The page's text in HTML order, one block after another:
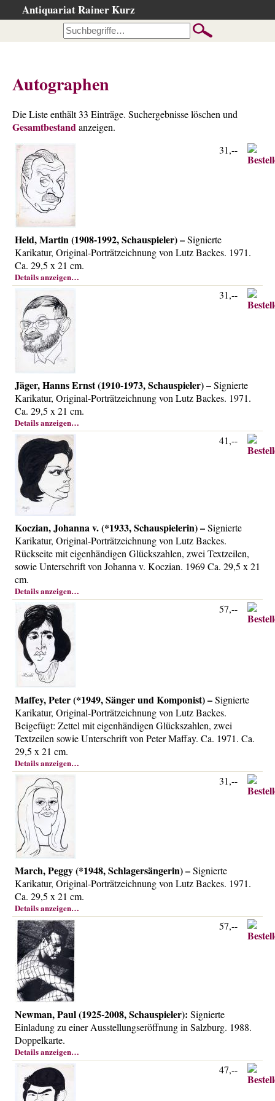
Antiquariat Rainer Kurz
…nach Beschreibung
…nach Kategorie
…nach Schlagwort
…nach Person
Neuzugänge
…der letzten Wochen
…der letzten Tage
Suchergebnisse
Ankauf
Warenkorb
Über uns
Kontakt
Impressum
Versandkosten
Widerrufsrecht
Datenschutz
Autographen
Die Liste enthält 33 Einträge. Suchergebnisse löschen und
Gesamtbestandanzeigen.
Held, Martin (1908-1992, Schauspieler) –Signierte
Karikatur, Original-Porträtzeichnung von Lutz Backes. 1971.
Ca. 29,5 x 21 cm.
Details anzeigen…
31,--
Jäger, Hanns Ernst (1910-1973, Schauspieler) –Signierte
Karikatur, Original-Porträtzeichnung von Lutz Backes. 1971.
Ca. 29,5 x 21 cm.
Details anzeigen…
31,--
Koczian, Johanna v. (*1933, Schauspielerin) –Signierte
Karikatur, Original-Porträtzeichnung von Lutz Backes.
Rückseite mit eigenhändigen Glückszahlen, zwei Textzeilen,
sowie Unterschrift von Johanna v. Koczian. 1969 Ca. 29,5 x 21
cm.
Details anzeigen…
41,--
Maffey, Peter (*1949, Sänger und Komponist) –Signierte
Karikatur, Original-Porträtzeichnung von Lutz Backes.
Beigefügt: Zettel mit eigenhändigen Glückszahlen, zwei
Textzeilen sowie Unterschrift von Peter Maffay. Ca. 1971. Ca.
29,5 x 21 cm.
Details anzeigen…
57,--
March, Peggy (*1948, Schlagersängerin) –Signierte
Karikatur, Original-Porträtzeichnung von Lutz Backes. 1971.
Ca. 29,5 x 21 cm.
Details anzeigen…
31,--
Newman, Paul (1925-2008, Schauspieler): Signierte
Einladung zu einer Ausstellungseröffnung in Salzburg. 1988.
Doppelkarte.
Details anzeigen…
57,--
47,--